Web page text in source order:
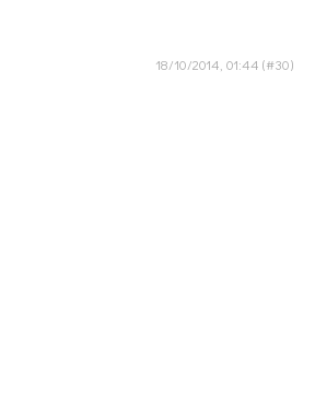
18/10/2014, 01:44